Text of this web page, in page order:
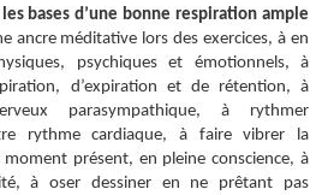
bases d’une bonne respiration ample
ancre méditative lors des exercices, à en
psychiques et émotionnels, à
d’expiration et de rétention, à
parasympathique, à rythmer
rythme cardiaque, à faire vibrer la
présent, en pleine conscience, à
à oser dessiner en ne prêtant pas